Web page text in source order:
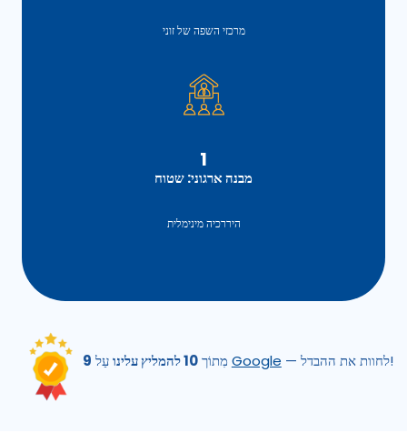
מרכזי השפה של זוני
1
מבנה ארגוני: שטוח
היררכיה מינימלית
9 מִתוֹך10 להמליץ עלינו Google — לחוות את ההבדל!